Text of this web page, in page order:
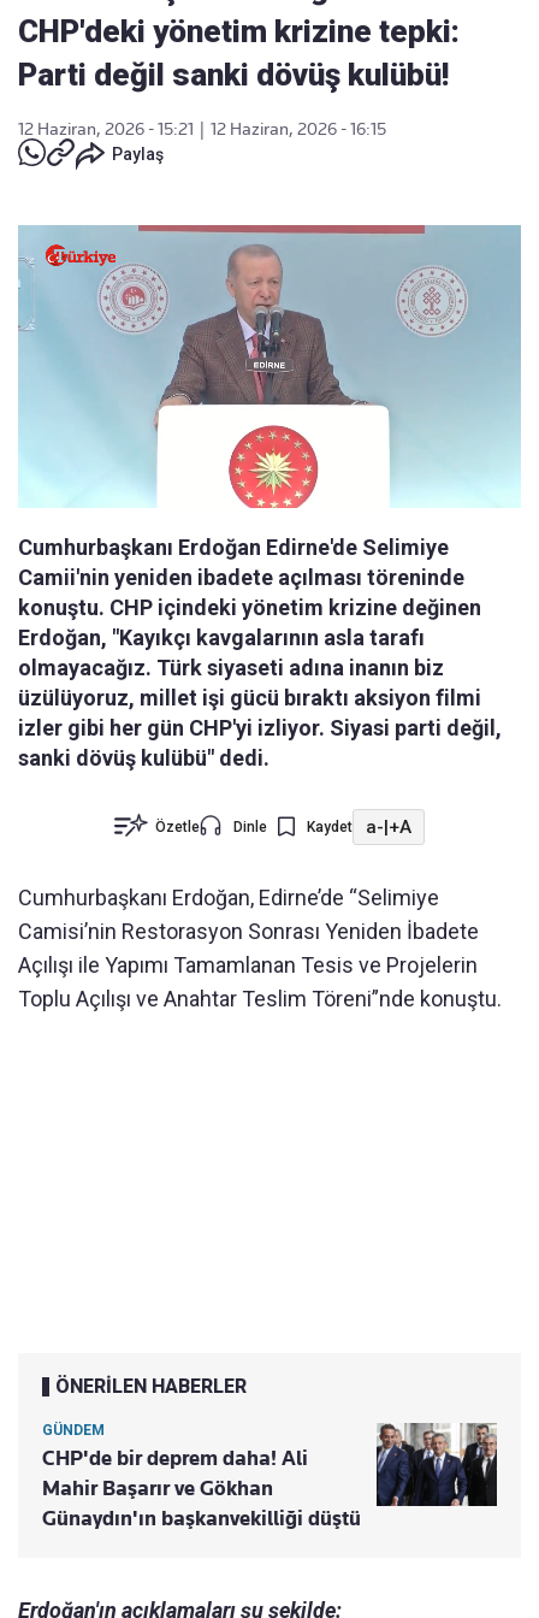
CHP'deki yönetim krizine tepki:
Parti değil sanki dövüş kulübü!
12 Haziran, 2026 - 15:21
12 Haziran, 2026 - 16:15
Paylaş
Cumhurbaşkanı Erdoğan Edirne'de Selimiye
Camii'nin yeniden ibadete açılması töreninde
konuştu. CHP içindeki yönetim krizine değinen
Erdoğan, "Kayıkçı kavgalarının asla tarafı
olmayacağız. Türk siyaseti adına inanın biz
üzülüyoruz, millet işi gücü bıraktı aksiyon filmi
izler gibi her gün CHP'yi izliyor. Siyasi parti değil,
sanki dövüş kulübü" dedi.
Özetle Dinle Kaydet a-|+A
Cumhurbaşkanı Erdoğan, Edirne’de “Selimiye
Camisi’nin Restorasyon Sonrası Yeniden İbadete
Açılışı ile Yapımı Tamamlanan Tesis ve Projelerin
Toplu Açılışı ve Anahtar Teslim Töreni”nde konuştu.
ÖNERİLEN HABERLER
GÜNDEM
CHP'de bir deprem daha! Ali
Mahir Başarır ve Gökhan
Günaydın'ın başkanvekilliği düştü
Erdoğan'ın açıklamaları şu şekilde: